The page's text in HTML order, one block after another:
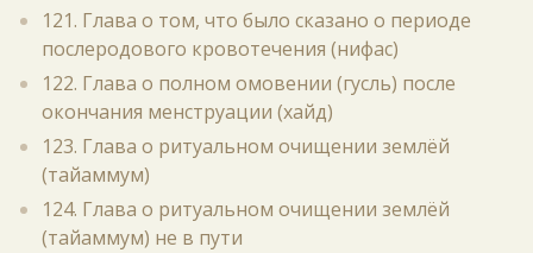
121. Глава о том, что было сказано о периоде
послеродового кровотечения (нифас)
122. Глава о полном омовении (гусль) после
окончания менструации (хайд)
123. Глава о ритуальном очищении землёй
(тайаммум)
124. Глава о ритуальном очищении землёй
(тайаммум) не в пути